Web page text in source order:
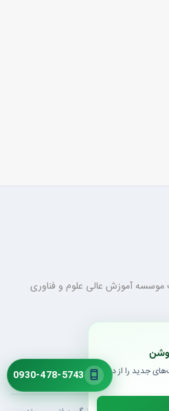
موسسه آموزش عالی علوم و فناوری
0930-478-5743
جدید را از دست